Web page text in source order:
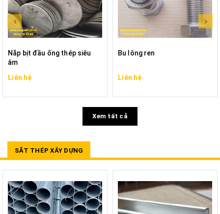
Nắp bịt đầu ống thép siêu
âm
Liên hệ
Bu lông ren
Liên hệ
Xem tất cả
SẮT THÉP XÂY DỰNG